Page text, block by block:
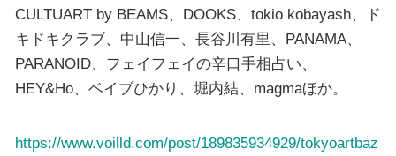
CULTUART by BEAMS、DOOKS、tokio kobayash、ド
キドキクラブ、中山信一、長谷川有里、PANAMA、
PARANOID、フェイフェイの辛口手相占い、
HEY&Ho、ベイブひかり、堀内結、magmaほか。
https://www.voilld.com/post/189835934929/tokyoartbaz